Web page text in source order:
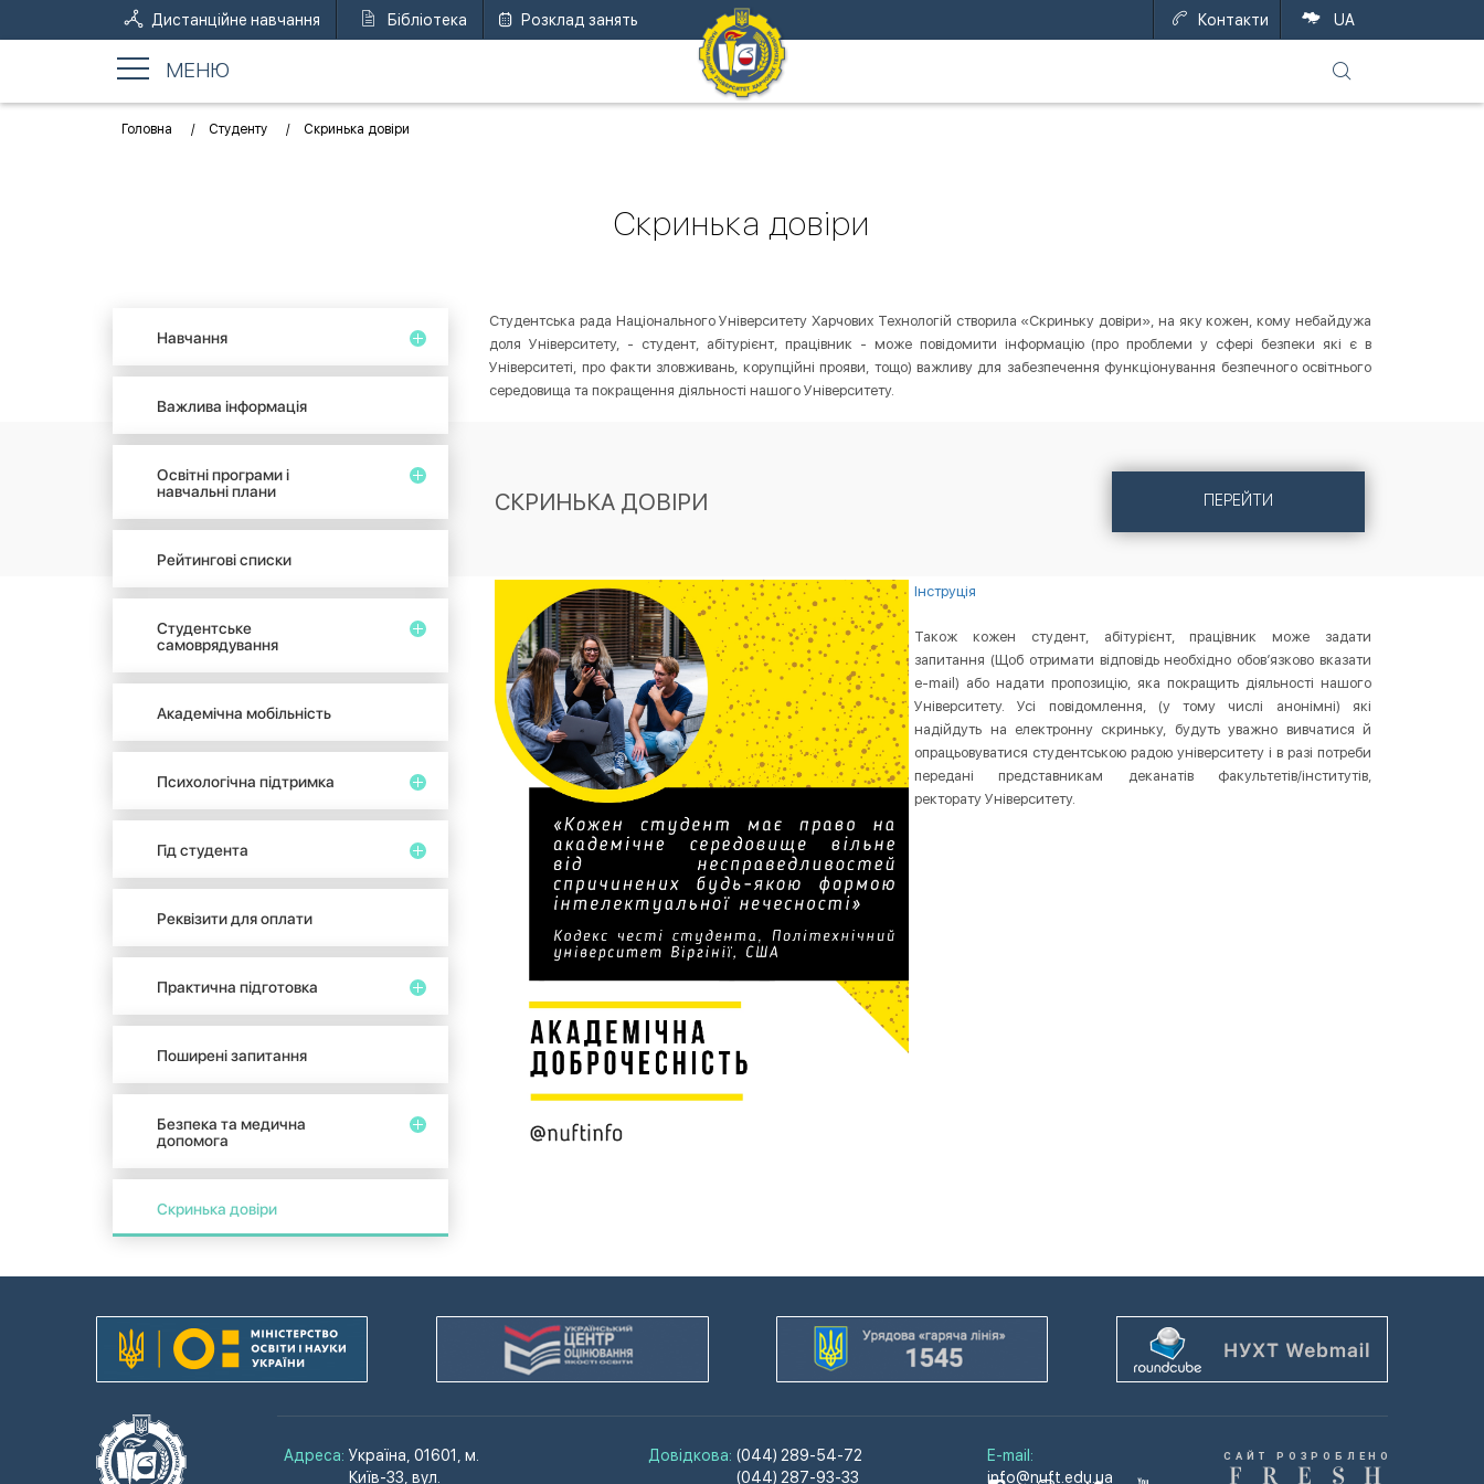
Дистанційне навчання Бібліотека Розклад занять UA
Контакти
МЕНЮ
Головна Студенту Скринька довіри
Скринька довіри
Навчання
Важлива інформація
Освітні програми і
навчальні плани
Рейтингові списки
Студентське
самоврядування
Академічна мобільність
Психологічна підтримка
Гід студента
Реквізити для оплати
Практична підготовка
Поширені запитання
Безпека та медична
допомога
Скринька довіри
Студентська рада Національного Університету Харчових Технологій створила «Скриньку довіри», на яку кожен, кому небайдужа
доля Університету, - студент, абітурієнт, працівник - може повідомити інформацію (про проблеми у сфері безпеки які є в
Університеті, про факти зловживань, корупційні прояви, тощо) важливу для забезпечення функціонування безпечного освітнього
середовища та покращення діяльності нашого Університету.
СКРИНЬКА ДОВІРИ ПЕРЕЙТИ
Інструція
Також кожен студент, абітурієнт, працівник може задати
запитання (Щоб отримати відповідь необхідно обов’язково вказати
e-mail) або надати пропозицію, яка покращить діяльності нашого
Університету. Усі повідомлення, (у тому числі анонімні) які
надійдуть на електронну скриньку, будуть уважно вивчатися й
опрацьовуватися студентською радою університету і в разі потреби
передані представникам деканатів факультетів/інститутів,
ректорату Університету.
Адреса: Україна, 01601, м.
Київ-33, вул.
Довідкова: (044) 289-54-72
(044) 287-93-33
E-mail:
info@nuft.edu.ua
САЙТ РОЗРОБЛЕНО
F R E S H